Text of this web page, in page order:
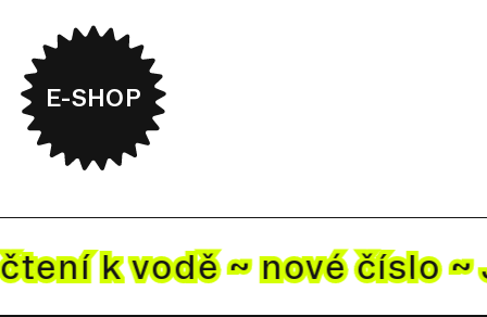
E-SHOP
čtení k vodě ~ novéčíslo ~